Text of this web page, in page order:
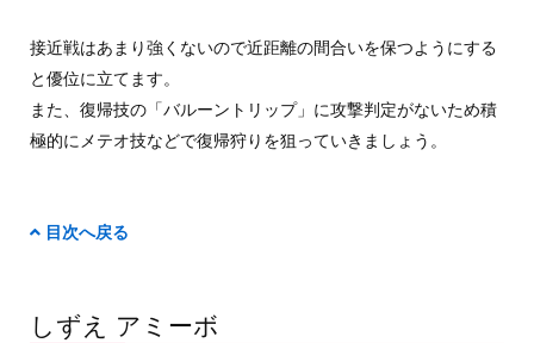
接近戦はあまり強くないので近距離の間合いを保つようにする
と優位に立てます。
また、復帰技の「バルーントリップ」に攻撃判定がないため積
極的にメテオ技などで復帰狩りを狙っていきましょう。
目次へ戻る
しずえ アミーボ